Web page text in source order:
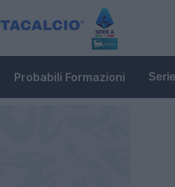
Probabili Formazioni